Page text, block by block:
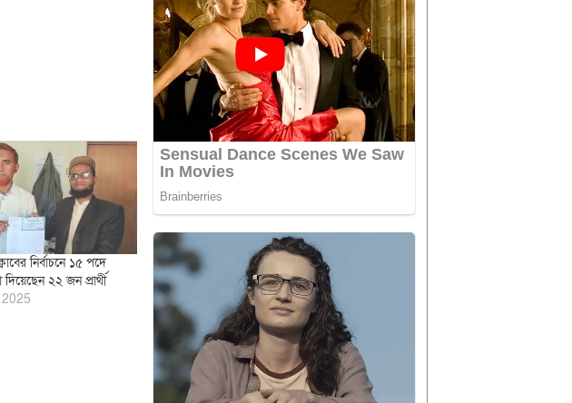
নির্বাচনে ১৫ পদে
২২ জন প্রার্থী